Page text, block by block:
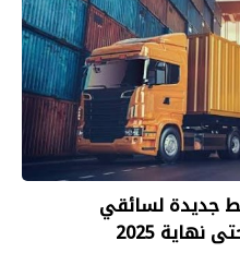
جديدة لسائقي
2025